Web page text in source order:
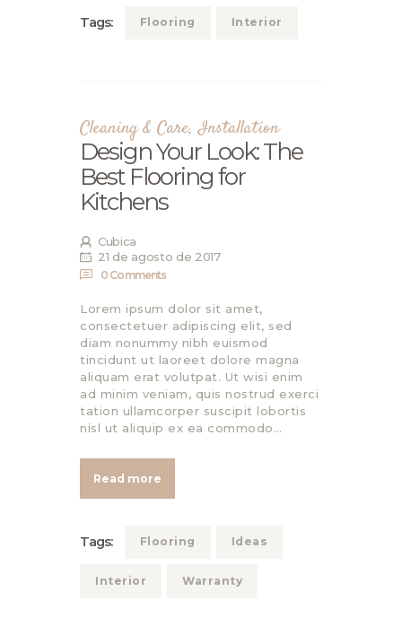
Tags: Flooring Interior
Cleaning & Care,Installation
Design Your Look: The
Best Flooring for
Kitchens
Cubica
21 de agosto de 2017
0 Comments
Lorem ipsum dolor sit amet,
consectetuer adipiscing elit, sed
diam nonummy nibh euismod
tincidunt ut laoreet dolore magna
aliquam erat volutpat. Ut wisi enim
ad minim veniam, quis nostrud exerci
tation ullamcorper suscipit lobortis
nisl ut aliquip ex ea commodo…
Read more
Tags: Flooring Ideas
Interior Warranty